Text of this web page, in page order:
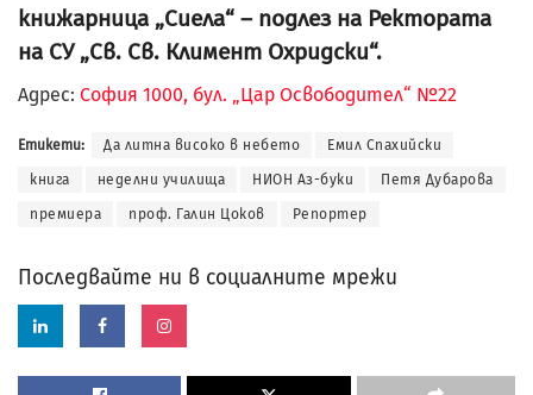
книжарница „Сиела“ – подлез на Ректората
на СУ „Св. Св. Климент Охридски“.
Адрес: София 1000, бул. „Цар Освободител“ №22
Етикети: Да литна високо в небето Емил Спахийски
книга неделни училища НИОН Аз-буки Петя Дубарова
премиера проф. Галин Цоков Репортер
Последвайте ни в социалните мрежи